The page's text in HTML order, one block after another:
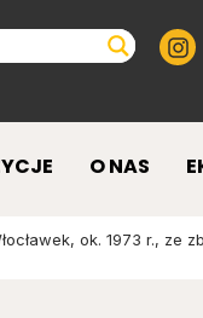
O NAS
ok. 1973 r., ze